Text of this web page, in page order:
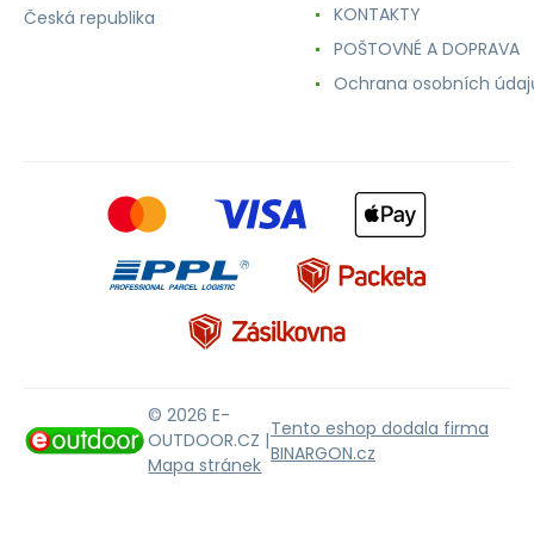
Česká republika
KONTAKTY
POŠTOVNÉ A DOPRAVA
Ochrana osobních
© 2026 E-
OUTDOOR.CZ |
Mapa stránek
Tento eshop dodala firma
BINARGON.cz